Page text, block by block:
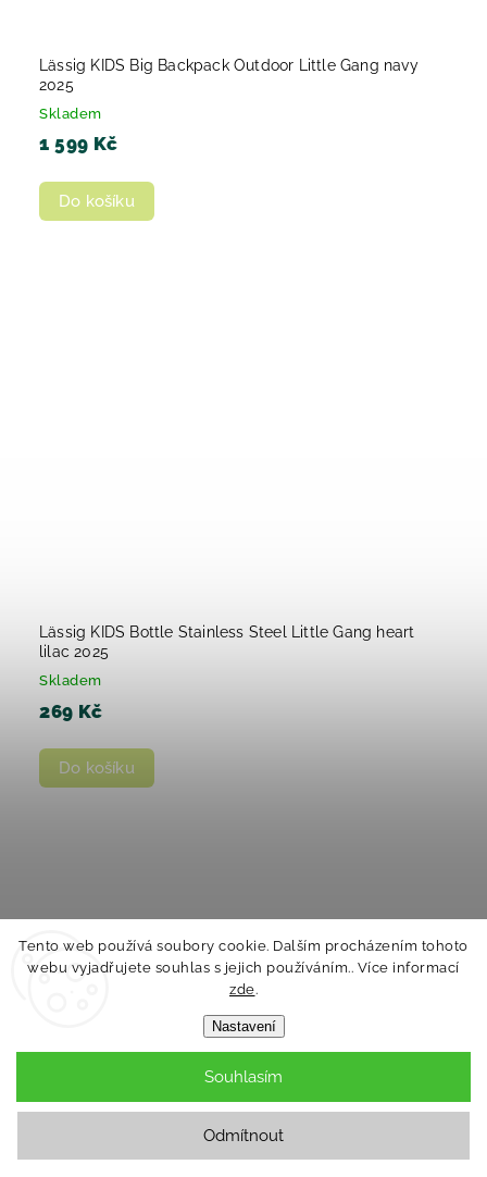
Tento web používá soubory cookie. Dalším procházením tohoto
webu vyjadřujete souhlas s jejich používáním.. Více informací
zde.
Nastavení
Odmítnout
Souhlasím
Lässig KIDS Big Backpack Outdoor Little Gang navy
2025
Skladem
1 599 Kč
Do košíku
Lässig KIDS Bottle Stainless Steel Little Gang heart
lilac 2025
Skladem
269 Kč
Do košíku